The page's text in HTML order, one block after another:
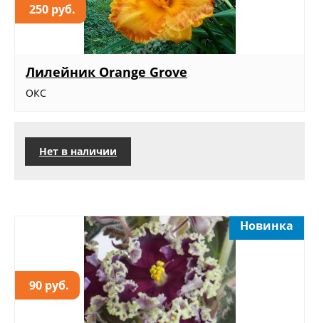
250 руб.
Лилейник Orange Grove
ОКС
Нет в наличии
90 руб.
Новинка